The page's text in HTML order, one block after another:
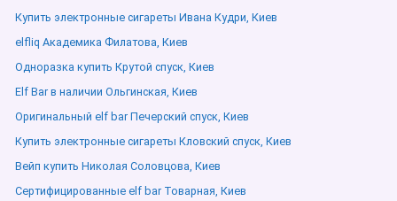
Купить электронные сигареты Ивана Кудри, Киев
elfliq Академика Филатова, Киев
Одноразка купить Крутой спуск, Киев
Elf Bar в наличии Ольгинская, Киев
Оригинальный elf bar Печерский спуск, Киев
Купить электронные сигареты Кловский спуск, Киев
Вейп купить Николая Соловцова, Киев
Сертифицированные elf bar Товарная, Киев